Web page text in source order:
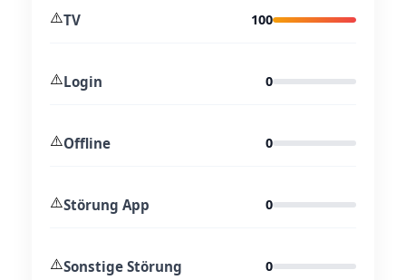
⚠️TV 100
⚠️Login 0
⚠️Offline 0
⚠️Störung App 0
⚠️Sonstige Störung 0